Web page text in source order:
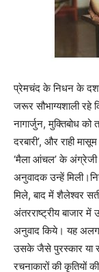
प्रेमचंद के निधन के
जरूर सौभाग्यशाली रहे
नागार्जुन, मुक्तिबोध
दरबारी’, और राही
‘मैला आंचल’ के अंग्रेजी
अनुवादक उन्हें
मिले, बाद में शैलेश्वर
अंतरराष्ट्रीय बाजार
अनुवाद किये। यह अलग
उसके जैसे पुरस्कार या
रचनाकारों की कृतियों